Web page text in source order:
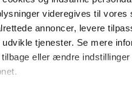
videregives til vores
annoncer, levere
tjenester. Se mere
eller ændre indstillinger